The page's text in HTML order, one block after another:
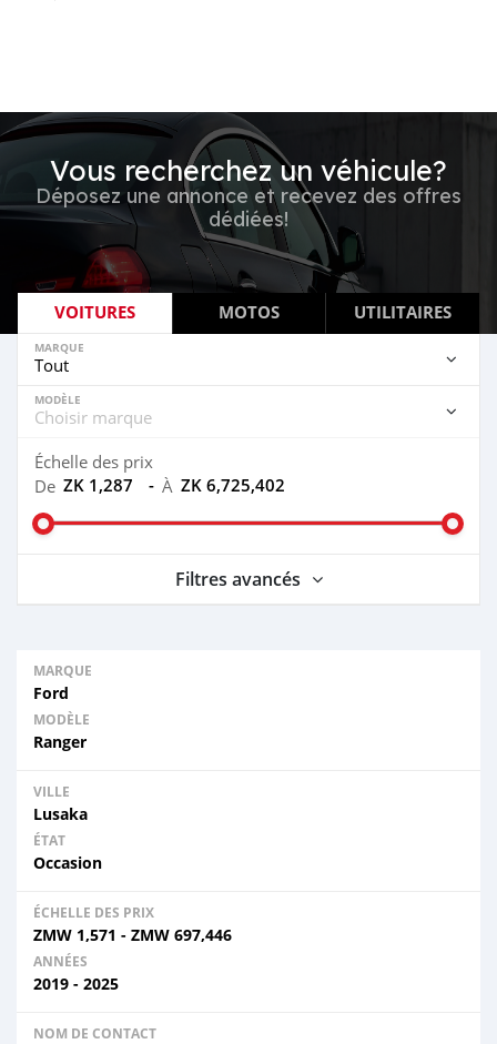
Vous recherchez un véhicule?
Déposez une annonce et recevez des offres
dédiées!
VOITURES MOTOS UTILITAIRES
MARQUE
MODÈLE
Échelle des prix
De ZK 1,287 - À ZK 6,725,402
Filtres avancés
MARQUE
Ford
MODÈLE
Ranger
VILLE
Lusaka
ÉTAT
Occasion
ÉCHELLE DES PRIX
ZMW 1,571 - ZMW 697,446
ANNÉES
2019 - 2025
NOM DE CONTACT